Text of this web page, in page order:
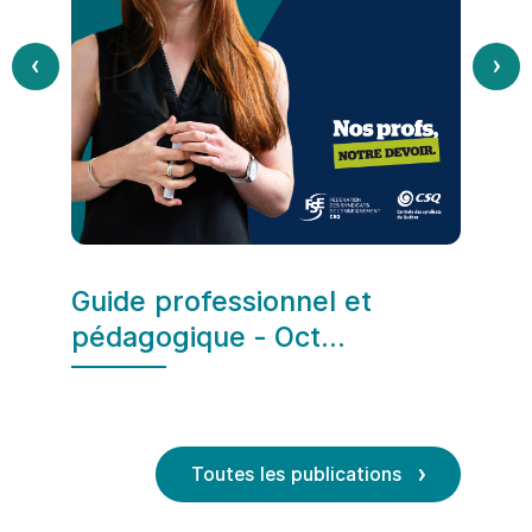
Guide professionnel et
pédagogique - Oct...
Toutes les publications